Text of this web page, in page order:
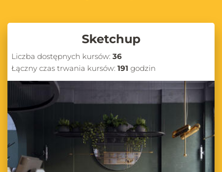
Sketchup
Liczba dostępnych kursów: 36
Łączny czas trwania kursów: 191 godzin